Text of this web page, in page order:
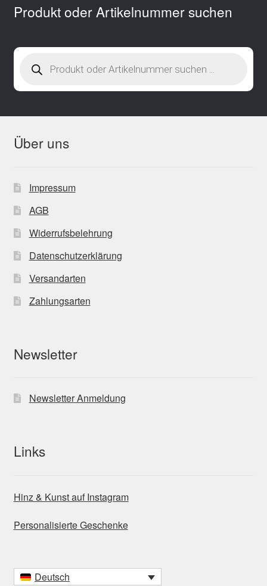
Produkt oder Artikelnummer suchen
search
Über uns
Impressum
AGB
Widerrufsbelehrung
Datenschutzerklärung
Versandarten
Zahlungsarten
Newsletter
Newsletter Anmeldung
Links
Hinz & Kunst auf Instagram
Personalisierte Geschenke
Deutsch